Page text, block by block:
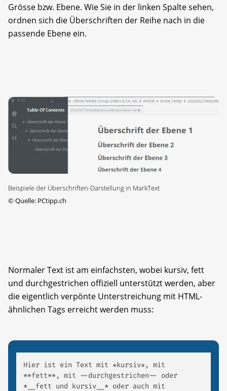
Grösse bzw. Ebene. Wie Sie in der linken Spalte sehen,
ordnen sich die Überschriften der Reihe nach in die
passende Ebene ein.
Beispiele der Überschriften-Darstellung in MarkText
©Quelle: PCtipp.ch
Normaler Text ist am einfachsten, wobei kursiv, fett
und durchgestrichen offiziell unterstützt werden, aber
die eigentlich verpönte Unterstreichung mit HTML-
ähnlichen Tags erreicht werden muss:
Hier ist ein Text mit *kursiv*, mit
**fett**, mit ~~durchgestrichen~~ oder